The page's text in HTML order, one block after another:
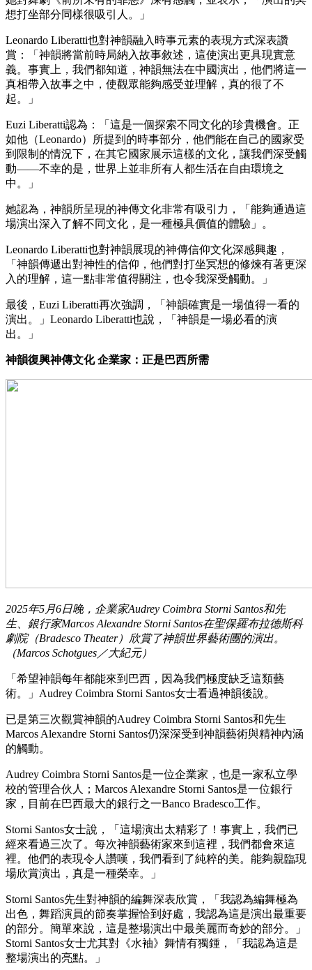
想打坐部分同樣很吸引人。」
Leonardo Liberatti也對神韻融入時事元素的表現方式深表讚
賞：「神韻將當前時局納入故事敘述，這使演出更具現實意
義。事實上，我們都知道，神韻無法在中國演出，他們將這一
真相帶入故事之中，使觀眾能夠感受並理解，真的很了不
起。」
Euzi Liberatti認為：「這是一個探索不同文化的珍貴機會。正
如他（Leonardo）所提到的時事部分，他們能在自己的國家受
到限制的情況下，在其它國家展示這樣的文化，讓我們深受觸
動——不幸的是，世界上並非所有人都生活在自由環境之
中。」
她認為，神韻所呈現的神傳文化非常有吸引力，「能夠通過這
場演出深入了解不同文化，是一種極具價值的體驗」。
Leonardo Liberatti也對神韻展現的神傳信仰文化深感興趣，
「神韻傳遞出對神性的信仰，他們對打坐冥想的修煉有著更深
入的理解，這一點非常值得關注，也令我深受觸動。」
最後，Euzi Liberatti再次強調，「神韻確實是一場值得一看的
演出。」Leonardo Liberatti也說，「神韻是一場必看的演
出。」
神韻復興神傳文化 企業家：正是巴西所需
2025年5月6日晚，企業家Audrey Coimbra Storni Santos和先
生、銀行家Marcos Alexandre Storni Santos在聖保羅布拉德斯科
劇院（Bradesco Theater）欣賞了神韻世界藝術團的演出。
（Marcos Schotgues／大紀元）
「希望神韻每年都能來到巴西，因為我們極度缺乏這類藝
術。」Audrey Coimbra Storni Santos女士看過神韻後說。
已是第三次觀賞神韻的Audrey Coimbra Storni Santos和先生
Marcos Alexandre Storni Santos仍深深受到神韻藝術與精神內涵
的觸動。
Audrey Coimbra Storni Santos是一位企業家，也是一家私立學
校的管理合伙人；Marcos Alexandre Storni Santos是一位銀行
家，目前在巴西最大的銀行之一Banco Bradesco工作。
Storni Santos女士說，「這場演出太精彩了！事實上，我們已
經來看過三次了。每次神韻藝術家來到這裡，我們都會來這
裡。他們的表現令人讚嘆，我們看到了純粹的美。能夠親臨現
場欣賞演出，真是一種榮幸。」
Storni Santos先生對神韻的編舞深表欣賞，「我認為編舞極為
出色，舞蹈演員的節奏掌握恰到好處，我認為這是演出最重要
的部分。簡單來說，這是整場演出中最美麗而奇妙的部分。」
Storni Santos女士尤其對《水袖》舞情有獨鍾，「我認為這是
整場演出的亮點。」